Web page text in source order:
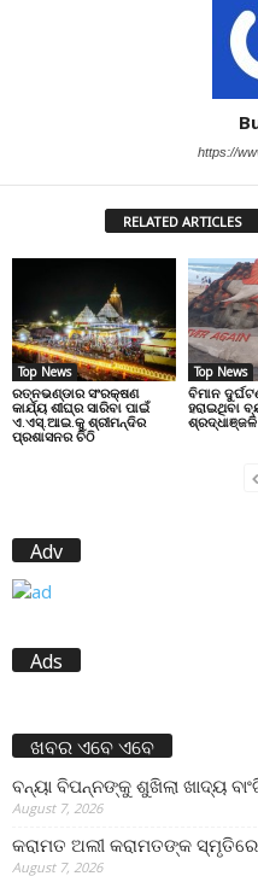
https://
RELATED ARTICLES
Top News
ରତ୍ନଭଣ୍ଡାର ସଂରକ୍ଷଣ
କାର୍ଯ୍ୟ ଶୀଘ୍ର ସାରିବା ପାଇଁ
ଏ.ଏସ୍.ଆଇ.କୁ ଶ୍ରୀମନ୍ଦିର
ପ୍ରଶାସନର ଚିଠି
Top News
ବିମାନ
ହରାଇଥିବା
ଶ୍ରଦ୍ଧାଞ୍ଜଳି
Adv
Ads
ଖବର ଏବେ ଏବେ
ବନ୍ୟା ବିପନ୍ନଙ୍କୁ ଶୁଖିଲା ଖାଦ୍ୟ
August 7, 2026
କରାମତ ଅଲୀ କରାମତଙ୍କ ସ୍ମୃତିରେ
August 7, 2026